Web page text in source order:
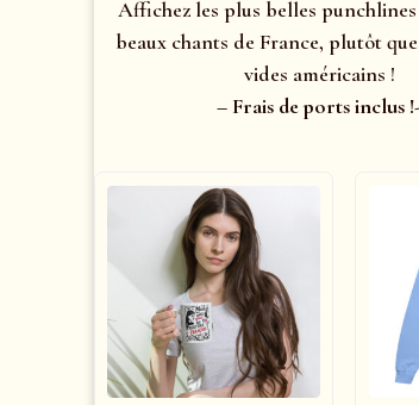
Affichez les plus belles
beaux chants de France, plutôt
vides américains !
– Frais de ports inclus